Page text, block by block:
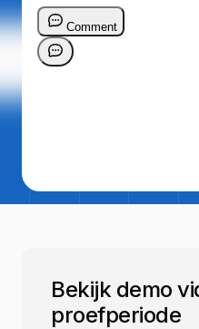
Bekijk demo
proefperiode